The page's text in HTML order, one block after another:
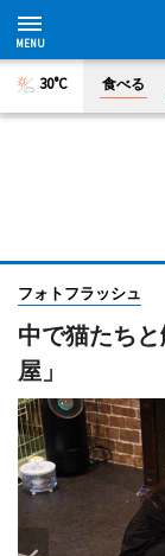
30°C 食べる
フォトフラッシュ
中で猫たち
屋」